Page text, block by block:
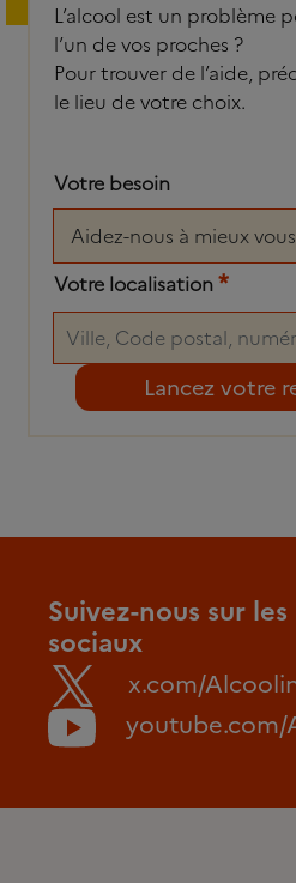
L’alcool est un problème
l’un de vos proches ?
Pour trouver de l’aide,
le lieu de votre choix.
Votre besoin
Votre localisation*
Suivez-nous sur
sociaux
x.com/